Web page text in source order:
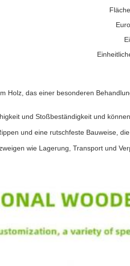
Holz, das einer besonderen
und Stoßbeständigkeit und
und eine rutschfeste Bauweise,
wie Lagerung, Transport und